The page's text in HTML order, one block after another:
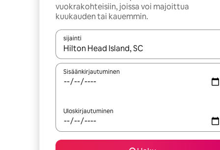
vuokrakohteisiin, joissa voi majoittua
kuukauden tai kauemmin.
sijainti
Kun tulokset ovat saatavilla, navigoi ylös- ja
Sisäänkirjautuminen
Uloskirjautuminen